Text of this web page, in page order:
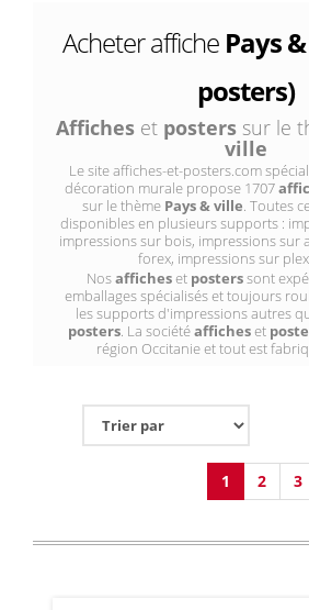
Acheter affiche Pays
posters)
Afficheset posterssur le
ville
Le site affiches-et-posters.com
décoration murale propose 1707
sur le thème Pays & ville. Toutes
disponibles en plusieurs supports :
impressions sur bois, impressions sur
forex, impressions sur
Nosafficheset posterssont
emballages spécialisés et toujours
les supports d'impressions autres
posters. La sociétéafficheset
région Occitanie et tout est
1 2 3